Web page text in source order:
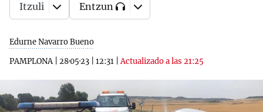
Edurne Navarro Bueno
PAMPLONA| 28·05·23 12:31 |Actualizado a las 21:25
Itzuli Entzun